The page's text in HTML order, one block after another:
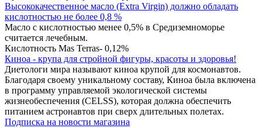
Высококачественное масло (Extra Virgin) должно обладать
кислотностью не более 0,8 %
Масло с кислотностью менее 0,5% в Средиземноморье
считается лечебным.
Кислотность Mas Terras- 0,12%
Киноа - крупа для стройной фигуры, красоты и здоровья!
Диетологи мира называют киноа крупой для космонавтов.
Благодаря своему уникальному составу, Киноа была включена
в программу управляемой экологической системы
жизнеобеспечения (CELSS), которая должна обеспечить
питанием астронавтов при сверх длительных полетах.
Подписка на новости магазина